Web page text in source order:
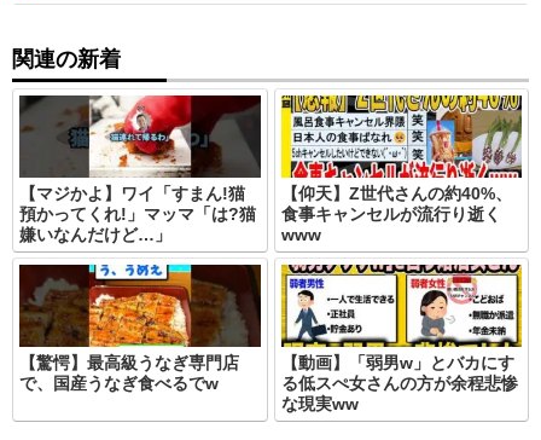
関連の新着
【マジかよ】ワイ「すまん!猫
預かってくれ!」マッマ「は?猫
嫌いなんだけど…」
【仰天】Z世代さんの約40%、
食事キャンセルが流行り逝く
www
【驚愕】最高級うなぎ専門店
で、国産うなぎ食べるでw
【動画】「弱男w」とバカにす
る低スぺ女さんの方が余程悲惨
な現実ww